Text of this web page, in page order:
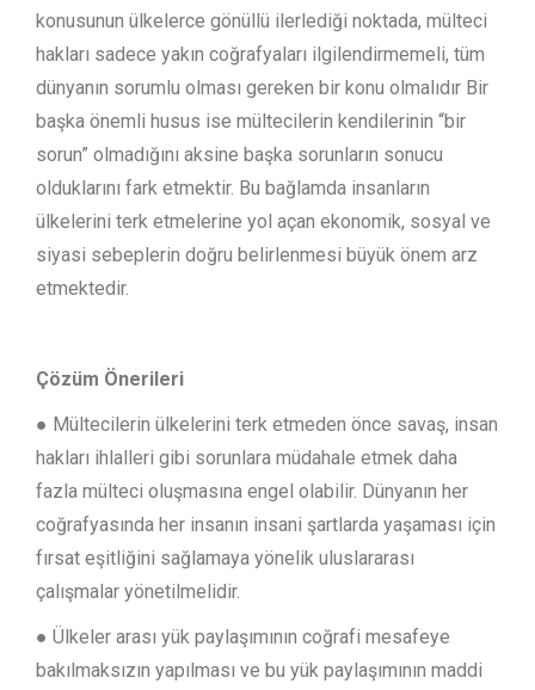
konusunun ülkelerce gönüllü ilerlediği noktada, mülteci
hakları sadece yakın coğrafyaları ilgilendirmemeli, tüm
dünyanın sorumlu olması gereken bir konu olmalıdır Bir
başka önemli husus ise mültecilerin kendilerinin “bir
sorun” olmadığını aksine başka sorunların sonucu
olduklarını fark etmektir. Bu bağlamda insanların
ülkelerini terk etmelerine yol açan ekonomik, sosyal ve
siyasi sebeplerin doğru belirlenmesi büyük önem arz
etmektedir.
Çözüm Önerileri
● Mültecilerin ülkelerini terk etmeden önce savaş, insan
hakları ihlalleri gibi sorunlara müdahale etmek daha
fazla mülteci oluşmasına engel olabilir. Dünyanın her
coğrafyasında her insanın insani şartlarda yaşaması için
fırsat eşitliğini sağlamaya yönelik uluslararası
çalışmalar yönetilmelidir.
● Ülkeler arası yük paylaşımının coğrafi mesafeye
bakılmaksızın yapılması ve bu yük paylaşımının maddi